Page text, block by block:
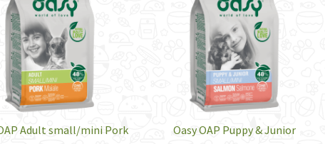
Adult small/mini Pork
Oasy OAP Puppy & Junior